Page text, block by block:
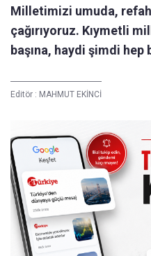
Milletimizi umuda,
çağırıyoruz. Kıymetli
başına, haydi şimdi
Editör : MAHMUT EKİNCİ